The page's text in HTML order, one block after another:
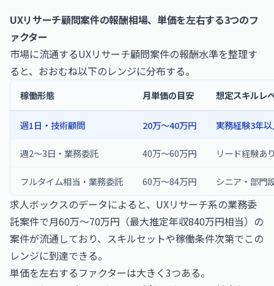
UXリサーチ顧問案件の報酬相場、単価を左右する3つのフ
ァクター
市場に流通するUXリサーチ顧問案件の報酬水準を整理す
ると、おおむね以下のレンジに分布する。
稼働形態 月単価の目安 想定スキルレ
週1日・技術顧問 20万〜40万円 実務経験3年
週2〜3日・業務委託 40万〜60万円 リード経験あ
フルタイム相当・業務委託 60万〜84万円 シニア・部門
求人ボックスのデータによると、UXリサーチ系の業務委
託案件で月60万〜70万円（最大推定年収840万円相当）の
案件が流通しており、スキルセットや稼働条件次第でこの
レンジに到達できる。
単価を左右するファクターは大きく3つある。